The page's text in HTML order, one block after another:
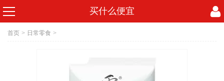
买什么便宜
首页 > 日常零食 >